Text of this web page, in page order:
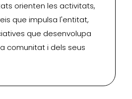
orienten les activitats,
que impulsa l'entitat,
que desenvolupa
comunitat i dels seus